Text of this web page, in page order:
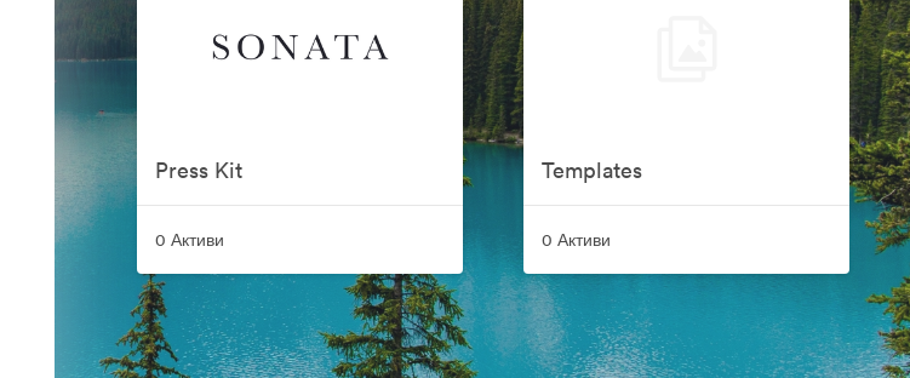
Press Kit
0 Активи
Templates
0 Активи